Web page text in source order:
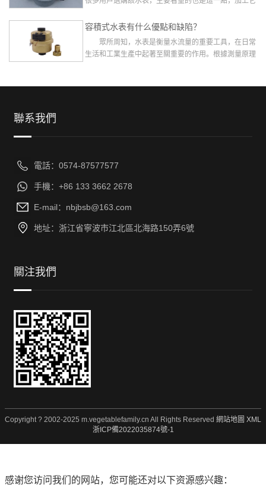
容積式水表有什么優點和缺陷？
眾所周知，水表是衡量水流量的重要工具，在日常
生活和工業生產中起著至關重要的作用。根據測量原理
聯系我們
電話：0574-87577577
手機：+86 133 3662 2678
E-mail：nbjbsb@163.com
地址：浙江省寧波市江北區北海路150弄6號
關注我們
Copyright ? 2002-2025 m.vegetablefamily.cn All Rights Reserved 網站地圖 XML
浙ICP備2022035874號-1
感谢您访问我们的网站，您可能还对以下资源感兴趣：